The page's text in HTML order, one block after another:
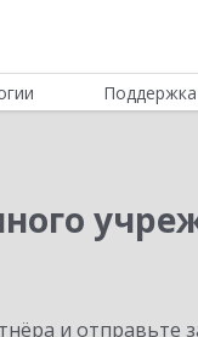
и отправьте